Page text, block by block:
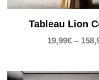
Tableau Lion
19,99€–